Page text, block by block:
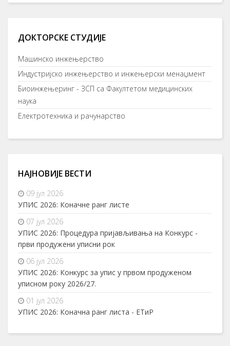
ДОКТОРСКЕ СТУДИЈЕ
Mашинско инжењерство
Индустријско инжењерство и инжењерски менаџмент
Биоинжењеринг - ЗСП са Факултетом медицинских
наука
Електротехника и рачунарство
НАЈНОВИЈЕ ВЕСТИ
09 јул 2026
УПИС 2026: Коначне ранг листе
07 јул 2026
УПИС 2026: Процедура пријављивања на Конкурс -
први продужени уписни рок
06 јул 2026
УПИС 2026: Конкурс за упис у првом продуженом
уписном року 2026/27.
01 јул 2026
УПИС 2026: Коначна ранг листа - ЕТиР